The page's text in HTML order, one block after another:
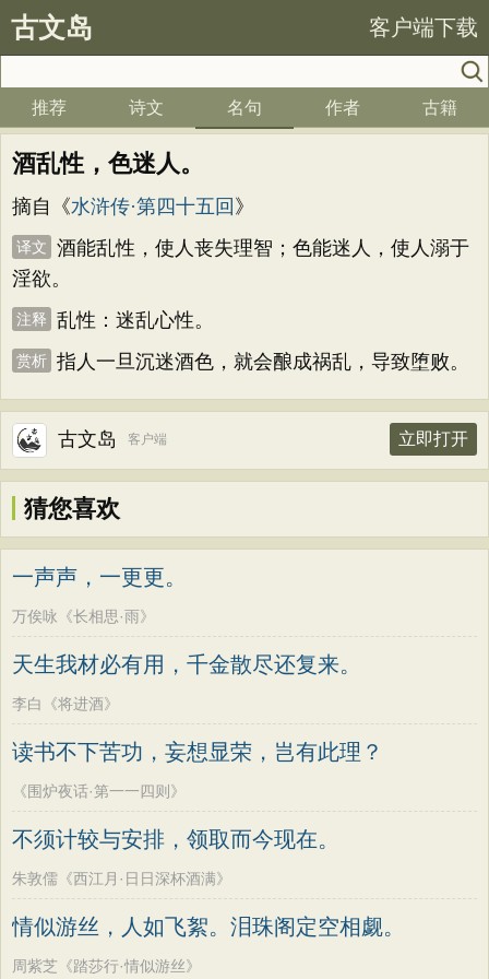
古文岛 客户端下载
推荐 诗文 名句 作者 古籍
酒乱性，色迷人。
摘自《水浒传·第四十五回 》
译文
酒能乱性，使人丧失理智；色能迷人，使人溺于
淫欲。
注释 乱性：迷乱心性。
赏析 指人一旦沉迷酒色，就会酿成祸乱，导致堕败。
古文岛 客户端 立即打开
猜您喜欢
一声声，一更更。
万俟咏《长相思·雨》
天生我材必有用，千金散尽还复来。
李白《将进酒》
读书不下苦功，妄想显荣，岂有此理？
《围炉夜话·第一一四则》
不须计较与安排，领取而今现在。
朱敦儒《西江月·日日深杯酒满》
情似游丝，人如飞絮。泪珠阁定空相觑。
周紫芝《踏莎行·情似游丝》